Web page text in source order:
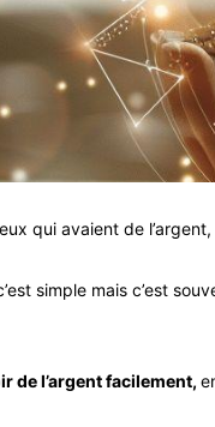
qui avaient de
simple mais c’est
de l’argent facilement,